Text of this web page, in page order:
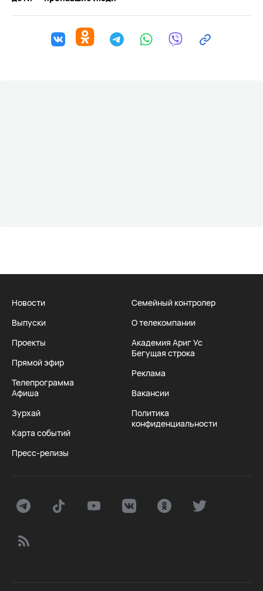
Новости
Выпуски
Проекты
Прямой эфир
Телепрограмма
Афиша
Зурхай
Карта событий
Пресс-релизы
Семейный контролер
О телекомпании
Академия Ариг Ус
Бегущая строка
Реклама
Вакансии
Политика
конфиденциальности